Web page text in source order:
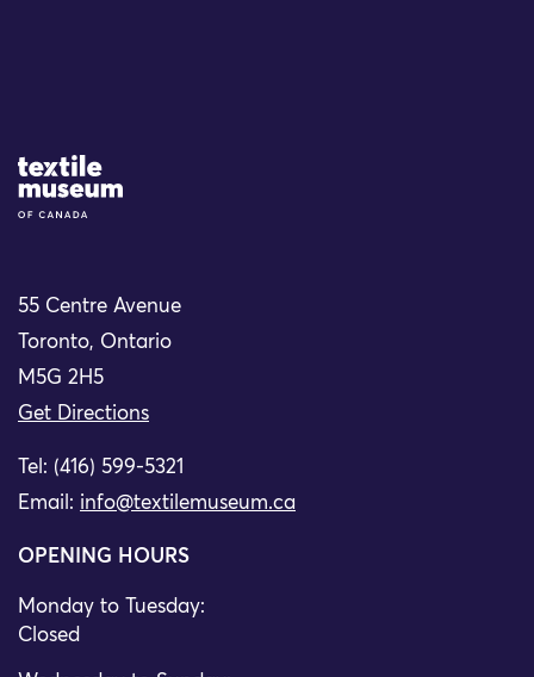
Site Logo
55 Centre Avenue
Toronto, Ontario
M5G 2H5
Get Directions
Tel: (416) 599-5321
Email: info@textilemuseum.ca
OPENING HOURS
Monday to Tuesday:
Closed